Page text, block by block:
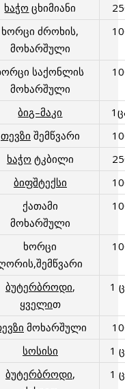
ხაჭო ცხიმიანი
ხორცი ძროხის,
მოხარშული
საქონლის
მოხარშული
ბიგ–მაკი
თევზი შემწვარი
ხაჭო ტკბილი
ბიფშტექსი
ქათამი
მოხარშული
ხორცი
ბუტერბროდი,
ყველით
1
მოხარშული
სოსისი
1
ბუტერბროდი,
1